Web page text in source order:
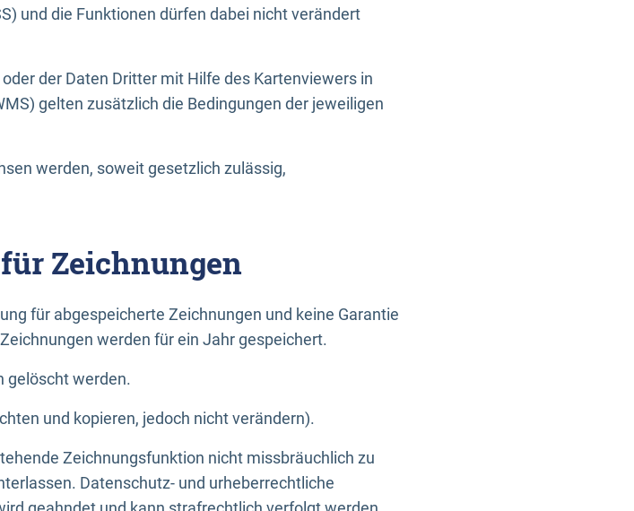
und die Funktionen dürfen dabei nicht verändert
der Daten Dritter mit Hilfe des Kartenviewers in
gelten zusätzlich die Bedingungen der jeweiligen
werden, soweit gesetzlich zulässig,
Zeichnungen
für abgespeicherte Zeichnungen und keine Garantie
werden für ein Jahr gespeichert.
gelöscht werden.
und kopieren, jedoch nicht verändern).
Zeichnungsfunktion nicht missbräuchlich zu
Datenschutz- und urheberrechtliche